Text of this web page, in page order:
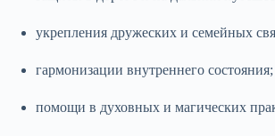
укрепления дружеских и семейных
гармонизации внутреннего состояния;
помощи в духовных и магических